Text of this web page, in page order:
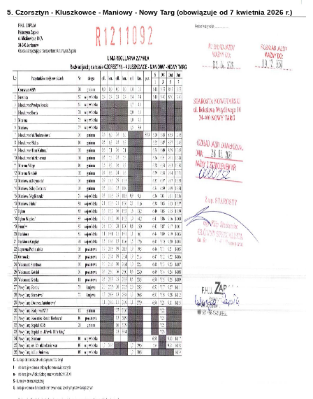
5. Czorsztyn - Kluszkowce - Maniowy - Nowy Targ (obowiązuje od 7 kwietnia 2026 r.)